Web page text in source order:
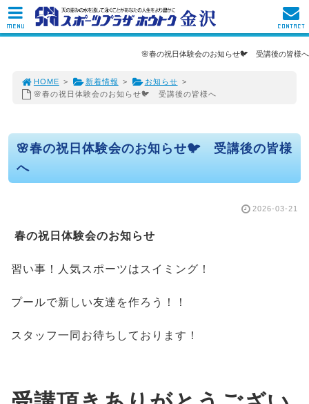
🌸春の祝日体験会のお知らせ🐦 受講後の皆様へ
HOME > 新着情報 > お知らせ >
🌸春の祝日体験会のお知らせ🐦 受講後の皆様へ
🌸春の祝日体験会のお知らせ🐦 受講後の皆様
へ
2026-03-21
春の祝日体験会のお知らせ
習い事！人気スポーツはスイミング！
プールで新しい友達を作ろう！！
スタッフ一同お待ちしております！
MENU CONTACT